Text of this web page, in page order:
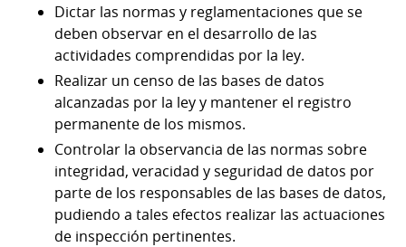
Dictar las normas y reglamentaciones que se
deben observar en el desarrollo de las
actividades comprendidas por la ley.
Realizar un censo de las bases de datos
alcanzadas por la ley y mantener el registro
permanente de los mismos.
Controlar la observancia de las normas sobre
integridad, veracidad y seguridad de datos por
parte de los responsables de las bases de datos,
pudiendo a tales efectos realizar las actuaciones
de inspección pertinentes.